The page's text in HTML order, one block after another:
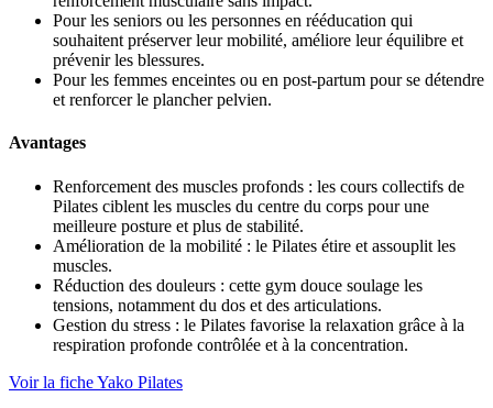
Pour les seniors ou les personnes en rééducation qui
souhaitent préserver leur mobilité, améliore leur équilibre et
prévenir les blessures.
Pour les femmes enceintes ou en post-partum pour se détendre
et renforcer le plancher pelvien.
Avantages
Renforcement des muscles profonds : les cours collectifs de
Pilates ciblent les muscles du centre du corps pour une
meilleure posture et plus de stabilité.
Amélioration de la mobilité : le Pilates étire et assouplit les
muscles.
Réduction des douleurs : cette gym douce soulage les
tensions, notamment du dos et des articulations.
Gestion du stress : le Pilates favorise la relaxation grâce à la
respiration profonde contrôlée et à la concentration.
Voir la fiche Yako Pilates